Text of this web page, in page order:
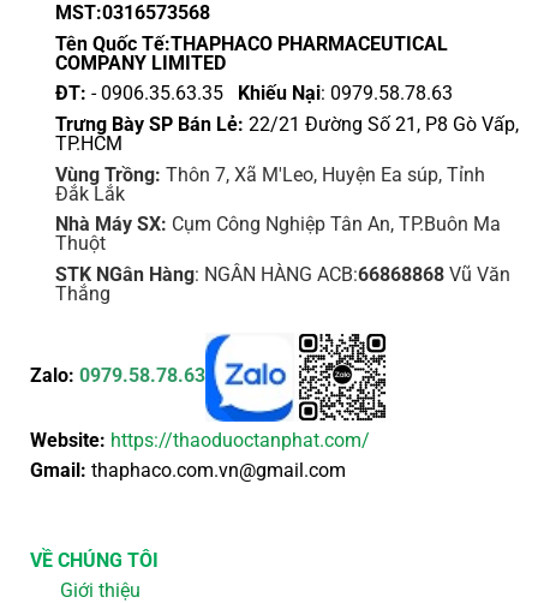
MST:0316573568
Tên Quốc Tế:THAPHACO PHARMACEUTICAL
COMPANY LIMITED
ĐT: - 0906.35.63.35 Khiếu Nại: 0979.58.78.63
Trưng Bày SP Bán Lẻ: 22/21 Đường Số 21, P8 Gò Vấp,
TP.HCM
Vùng Trồng: Thôn 7, Xã M'Leo, Huyện Ea súp, Tỉnh
Đắk Lắk
Nhà Máy SX: Cụm Công Nghiệp Tân An, TP.Buôn Ma
Thuột
STK NGân Hàng: NGÂN HÀNG ACB:66868868Vũ Văn
Thắng
Zalo: 0979.58.78.63
Website: https://thaoduoctanphat.com/
Gmail: thaphaco.com.vn@gmail.com
VỀ CHÚNG TÔI
Giới thiệu